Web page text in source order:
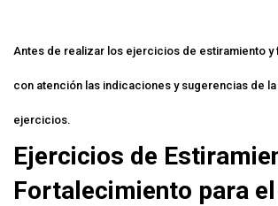
Antes de realizar los ejercicios de estiramiento
con atención las indicaciones y sugerencias de
ejercicios.
Ejercicios de
Fortalecimiento para